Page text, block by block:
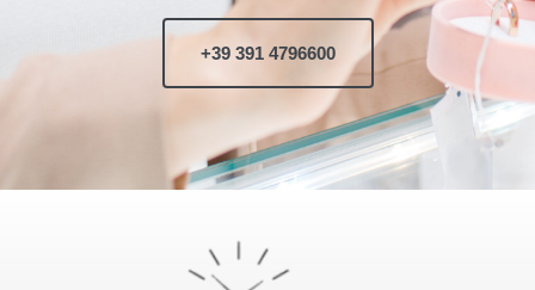
+39 391 4796600